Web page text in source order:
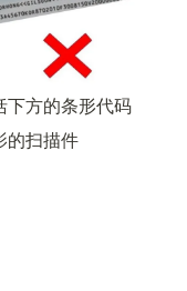
下方的条形代码
的扫描件